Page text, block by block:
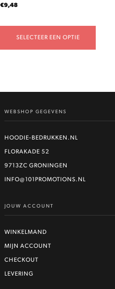
€9,48
SELECTEER EEN OPTIE
productpagina
WEBSHOP GEGEVENS
HOODIE-BEDRUKKEN.NL
FLORAKADE 52
9713ZC GRONINGEN
INFO@101PROMOTIONS.NL
JOUW ACCOUNT
WINKELMAND
MIJN ACCOUNT
CHECKOUT
LEVERING